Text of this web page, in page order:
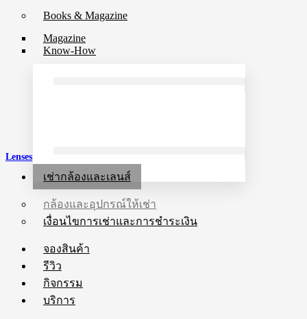
Books & Magazine
Magazine
Know-How
เช่ากล้องและเลนส์
กล้องและอุปกรณ์ให้เช่า
เงื่อนไขการเช่าและการชำระเงิน
จองสินค้า
รีวิว
กิจกรรม
บริการ
Lenses